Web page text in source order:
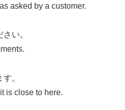
asked by a customer.
い。
。
is close to here.